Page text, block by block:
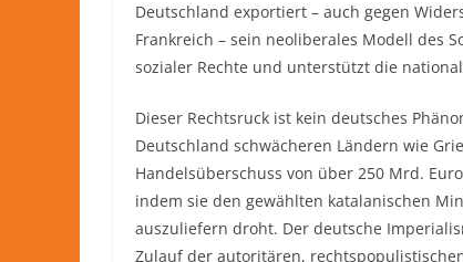
Deutschland exportiert – auch gegen
Frankreich – sein neoliberales Modell des
sozialer Rechte und unterstützt die
Dieser Rechtsruck ist kein deutsches
Deutschland schwächeren Ländern wie
Handelsüberschuss von über 250 Mrd.
indem sie den gewählten katalanischen
auszuliefern droht. Der deutsche
Zulauf der autoritären,